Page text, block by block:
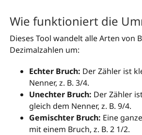
Wie funktioniert die
Dieses Tool wandelt alle Arten von
Dezimalzahlen um:
Echter Bruch: Der Zähler ist
Nenner, z. B. 3/4.
Unechter Bruch: Der Zähler
gleich dem Nenner, z. B. 9/4.
Gemischter Bruch: Eine
mit einem Bruch, z. B. 2 1/2.